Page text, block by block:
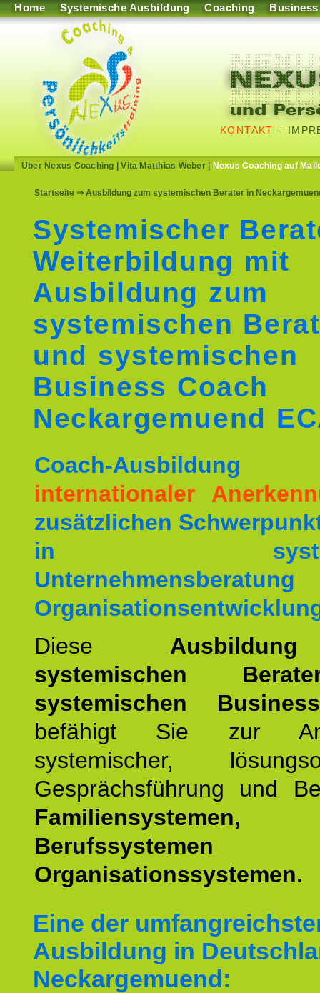
Home Systemische Ausbildung Coaching Business
KONTAKT -
Über Nexus Coaching |Vita Matthias Weber| Nexus Coaching auf
Startseite ⇒ Ausbildung zum systemischen Berater in
Systemischer
Weiterbildung mit
Ausbildung zum
systemischen
und systemischen
Business Coach
Neckargemuend
Coach-
internationaler
zusätzlichen
in
Diese
systemischen
systemischen
befähigt Sie zur
systemischer,
Gesprächsführung und
Familiensystemen,
Organisationssystemen.
Eine der
Ausbildung in
Neckargemuend: